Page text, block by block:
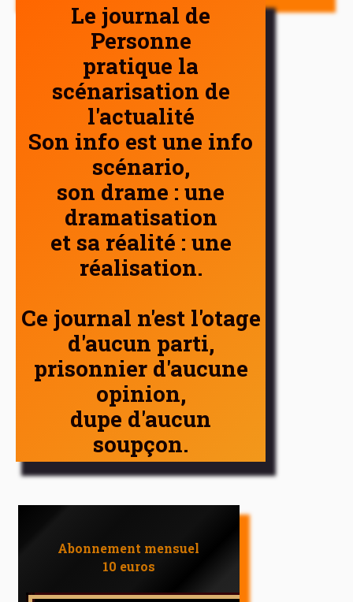
Le journal de
Personne
pratique la
scénarisation de
l'actualité
Son info est une info
scénario,
son drame : une
dramatisation
et sa réalité : une
réalisation.
Ce journal n'est l'otage
d'aucun parti,
prisonnier d'aucune
opinion,
dupe d'aucun
soupçon.
Abonnement mensuel
10 euros